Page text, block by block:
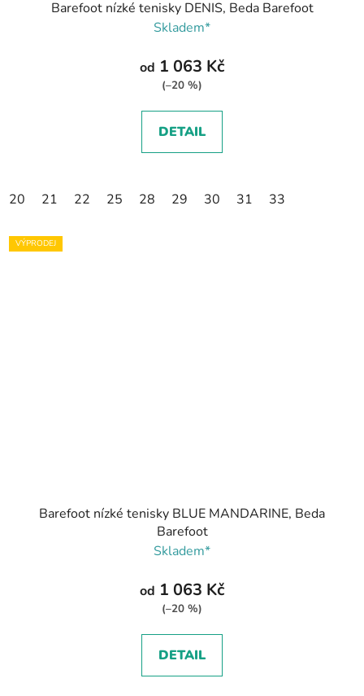
Barefoot nízké tenisky DENIS, Beda Barefoot
Skladem*
od 1 063 Kč
(–20 %)
DETAIL
20 21 22 25 28 29 30 31 33
VÝPRODEJ
Barefoot nízké tenisky BLUE MANDARINE, Beda
Barefoot
Skladem*
od 1 063 Kč
(–20 %)
DETAIL